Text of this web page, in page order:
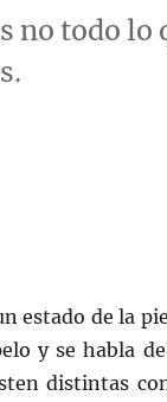
no todo lo
estado de la
y se habla
distintas